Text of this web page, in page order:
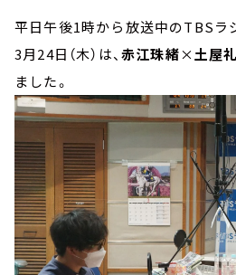
平日午後1時から放送中のTBSラ
3月24日（木）は、赤江珠緒×土屋
ました。